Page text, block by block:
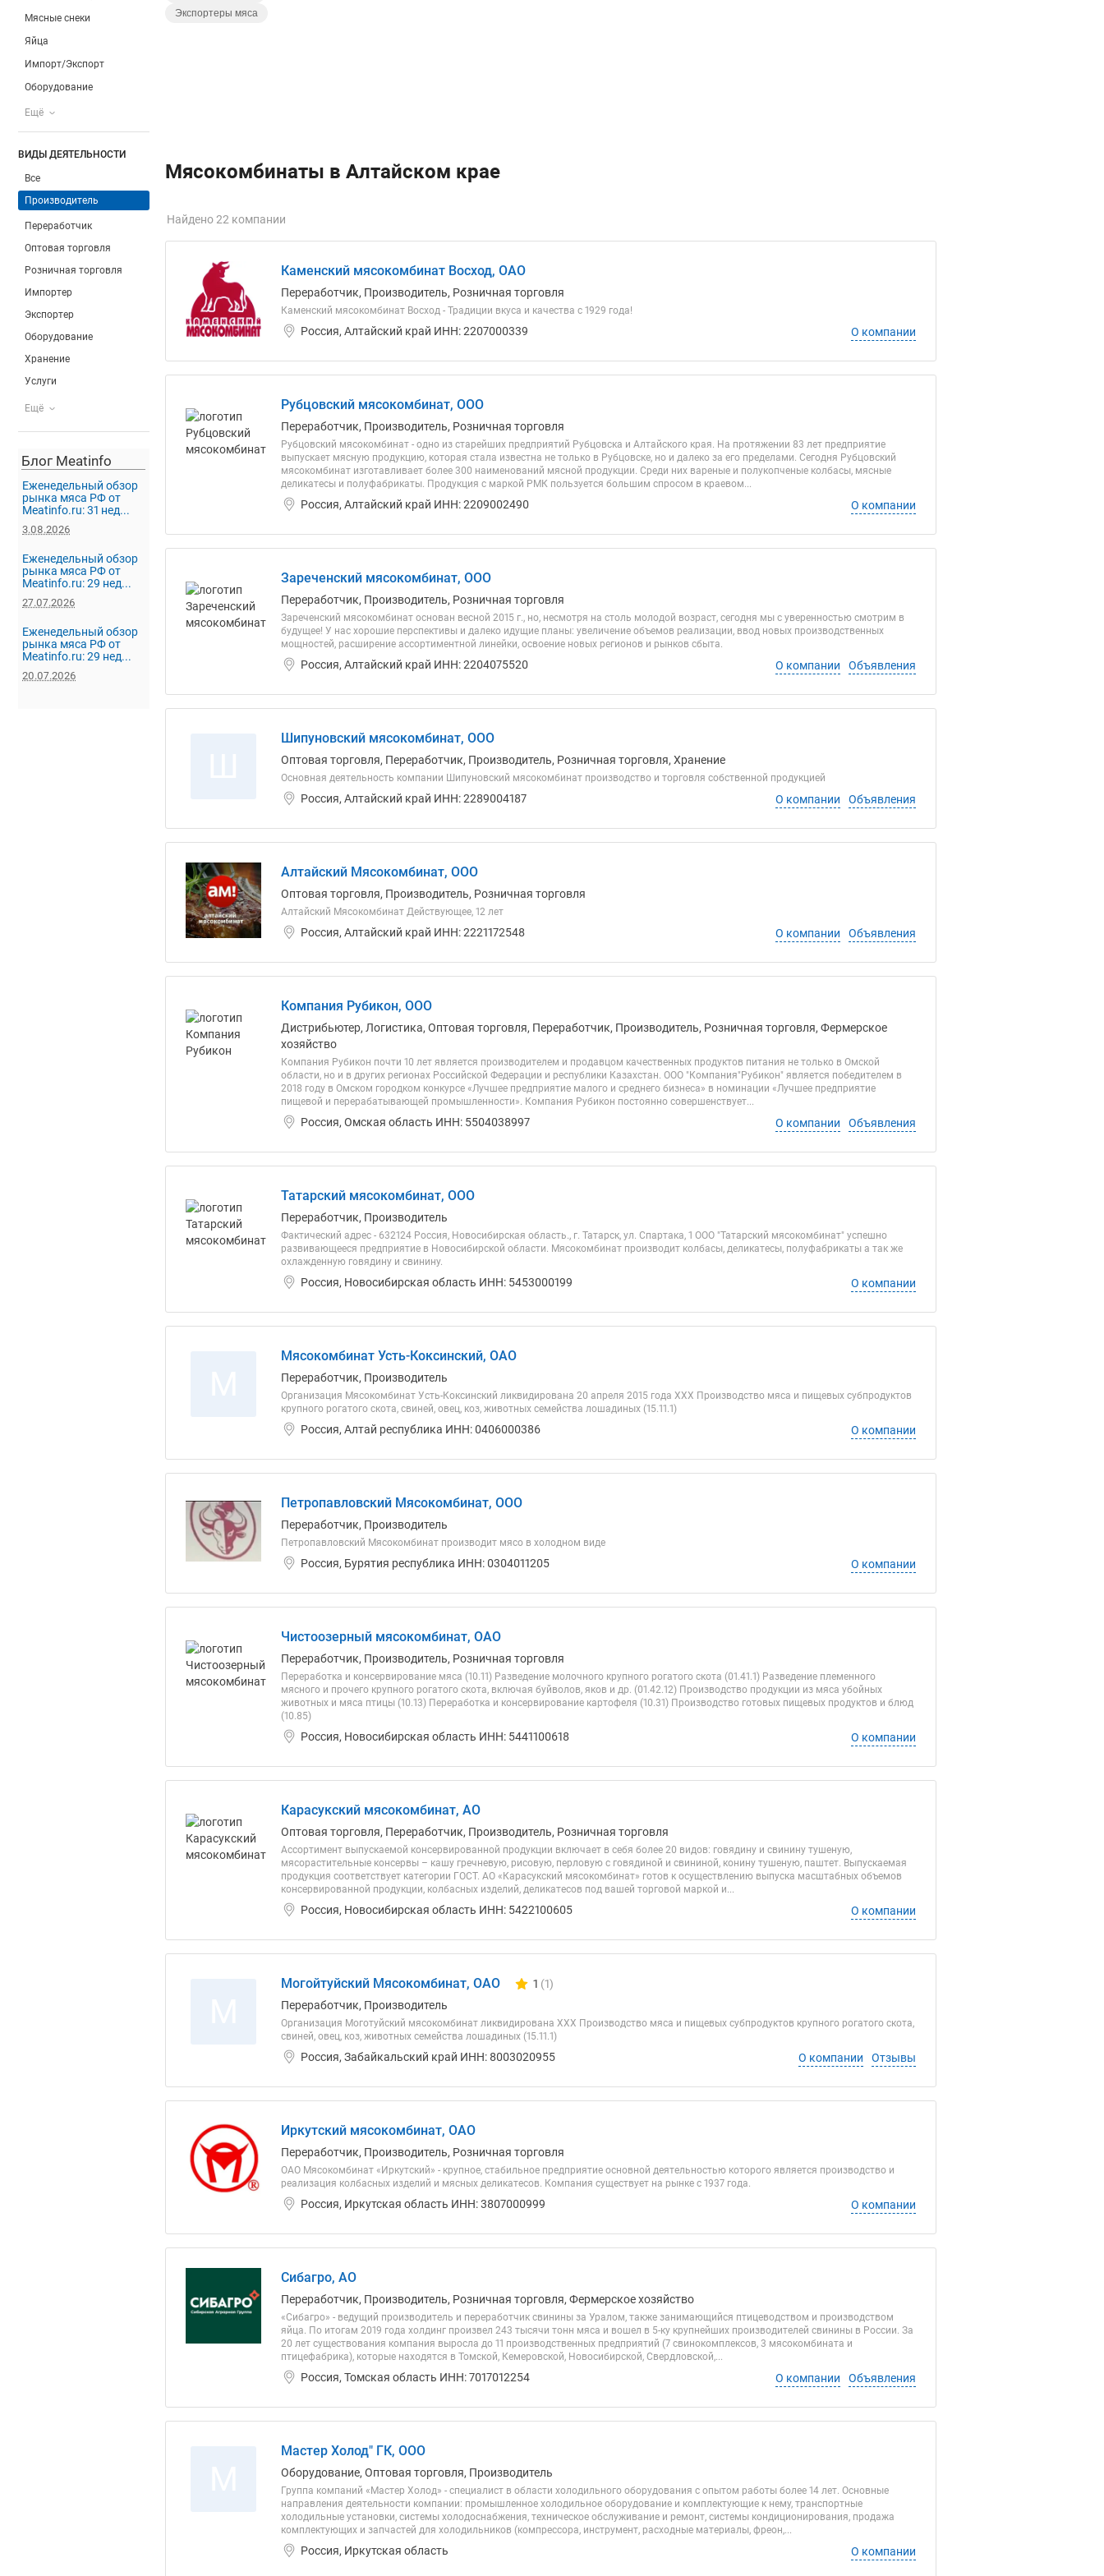
Мясные снеки
Яйца
Импорт/Экспорт
Оборудование
Ещё
ВИДЫ ДЕЯТЕЛЬНОСТИ
Все
Производитель
Переработчик
Оптовая торговля
Розничная торговля
Импортер
Экспортер
Оборудование
Хранение
Услуги
Ещё
Блог Meatinfo
Еженедельный обзор
рынка мяса РФ от
Meatinfo.ru: 31 нед...
3.08.2026
Еженедельный обзор
рынка мяса РФ от
Meatinfo.ru: 29 нед...
27.07.2026
Еженедельный обзор
рынка мяса РФ от
Meatinfo.ru: 29 нед...
20.07.2026
Экспортеры мяса
Мясокомбинаты в Алтайском крае
Найдено 22 компании
Каменский мясокомбинат Восход, ОАО
Переработчик, Производитель, Розничная торговля
Каменский мясокомбинат Восход - Традиции вкуса и качества с 1929 года!
Россия, Алтайский край ИНН: 2207000339 О компании
Рубцовский мясокомбинат, ООО
Переработчик, Производитель, Розничная торговля
Рубцовский мясокомбинат - одно из старейших предприятий Рубцовска и Алтайского края. На протяжении 83 лет предприятие
выпускает мясную продукцию, которая стала известна не только в Рубцовске, но и далеко за его пределами. Сегодня Рубцовский
мясокомбинат изготавливает более 300 наименований мясной продукции. Среди них вареные и полукопченые колбасы, мясные
деликатесы и полуфабрикаты. Продукция с маркой РМК пользуется большим спросом в краевом...
Россия, Алтайский край ИНН: 2209002490 О компании
Зареченский мясокомбинат, ООО
Переработчик, Производитель, Розничная торговля
Зареченский мясокомбинат основан весной 2015 г., но, несмотря на столь молодой возраст, сегодня мы с уверенностью смотрим в
будущее! У нас хорошие перспективы и далеко идущие планы: увеличение объемов реализации, ввод новых производственных
мощностей, расширение ассортиментной линейки, освоение новых регионов и рынков сбыта.
Россия, Алтайский край ИНН: 2204075520 О компании Объявления
Шипуновский мясокомбинат, ООО
Оптовая торговля, Переработчик, Производитель, Розничная торговля, Хранение
Основная деятельность компании Шипуновский мясокомбинат производство и торговля собственной продукцией
Россия, Алтайский край ИНН: 2289004187 О компании Объявления
Алтайский Мясокомбинат, ООО
Оптовая торговля, Производитель, Розничная торговля
Алтайский Мясокомбинат Действующее, 12 лет
Россия, Алтайский край ИНН: 2221172548 О компании Объявления
Компания Рубикон, ООО
Дистрибьютер, Логистика, Оптовая торговля, Переработчик, Производитель, Розничная торговля, Фермерское
хозяйство
Компания Рубикон почти 10 лет является производителем и продавцом качественных продуктов питания не только в Омской
области, но и в других регионах Российской Федерации и республики Казахстан. ООО "Компания"Рубикон" является победителем в
2018 году в Омском городком конкурсе «Лучшее предприятие малого и среднего бизнеса» в номинации «Лучшее предприятие
пищевой и перерабатывающей промышленности». Компания Рубикон постоянно совершенствует...
Россия, Омская область ИНН: 5504038997 О компании Объявления
Татарский мясокомбинат, ООО
Переработчик, Производитель
Фактический адрес - 632124 Россия, Новосибирская область., г. Татарск, ул. Спартака, 1 ООО "Татарский мясокомбинат" успешно
развивающееся предприятие в Новосибирской области. Мясокомбинат производит колбасы, деликатесы, полуфабрикаты а так же
охлажденную говядину и свинину.
Россия, Новосибирская область ИНН: 5453000199 О компании
Мясокомбинат Усть-Коксинский, ОАО
Переработчик, Производитель
Организация Мясокомбинат Усть-Коксинский ликвидирована 20 апреля 2015 года ХХХ Производство мяса и пищевых субпродуктов
крупного рогатого скота, свиней, овец, коз, животных семейства лошадиных (15.11.1)
Россия, Алтай республика ИНН: 0406000386 О компании
Петропавловский Мясокомбинат, ООО
Переработчик, Производитель
Петропавловский Мясокомбинат производит мясо в холодном виде
Россия, Бурятия республика ИНН: 0304011205 О компании
Чистоозерный мясокомбинат, ОАО
Переработчик, Производитель, Розничная торговля
Переработка и консервирование мяса (10.11) Разведение молочного крупного рогатого скота (01.41.1) Разведение племенного
мясного и прочего крупного рогатого скота, включая буйволов, яков и др. (01.42.12) Производство продукции из мяса убойных
животных и мяса птицы (10.13) Переработка и консервирование картофеля (10.31) Производство готовых пищевых продуктов и блюд
(10.85)
Россия, Новосибирская область ИНН: 5441100618 О компании
Карасукский мясокомбинат, АО
Оптовая торговля, Переработчик, Производитель, Розничная торговля
Ассортимент выпускаемой консервированной продукции включает в себя более 20 видов: говядину и свинину тушеную,
мясорастительные консервы – кашу гречневую, рисовую, перловую с говядиной и свининой, конину тушеную, паштет. Выпускаемая
продукция соответствует категории ГОСТ. АО «Карасукский мясокомбинат» готов к осуществлению выпуска масштабных объемов
консервированной продукции, колбасных изделий, деликатесов под вашей торговой маркой и...
Россия, Новосибирская область ИНН: 5422100605 О компании
Могойтуйский Мясокомбинат, ОАО Количество отзывов у компании всего и сегодня
1 (1)
Переработчик, Производитель
Организация Моготуйский мясокомбинат ликвидирована ХХХ Производство мяса и пищевых субпродуктов крупного рогатого скота,
свиней, овец, коз, животных семейства лошадиных (15.11.1)
Россия, Забайкальский край ИНН: 8003020955 О компании Отзывы
Иркутский мясокомбинат, ОАО
Переработчик, Производитель, Розничная торговля
ОАО Мясокомбинат «Иркутский» - крупное, стабильное предприятие основной деятельностью которого является производство и
реализация колбасных изделий и мясных деликатесов. Компания существует на рынке с 1937 года.
Россия, Иркутская область ИНН: 3807000999 О компании
Сибагро, АО
Переработчик, Производитель, Розничная торговля, Фермерское хозяйство
«Сибагро» - ведущий производитель и переработчик свинины за Уралом, также занимающийся птицеводством и производством
яйца. По итогам 2019 года холдинг произвел 243 тысячи тонн мяса и вошел в 5-ку крупнейших производителей свинины в России. За
20 лет существования компания выросла до 11 производственных предприятий (7 свинокомплексов, 3 мясокомбината и
птицефабрика), которые находятся в Томской, Кемеровской, Новосибирской, Свердловской,...
Россия, Томская область ИНН: 7017012254 О компании Объявления
Мастер Холод" ГК, ООО
Оборудование, Оптовая торговля, Производитель
Группа компаний «Мастер Холод» - специалист в области холодильного оборудования с опытом работы более 14 лет. Основные
направления деятельности компании: промышленное холодильное оборудование и комплектующие к нему, транспортные
холодильные установки, системы холодоснабжения, техническое обслуживание и ремонт, системы кондиционирования, продажа
комплектующих и запчастей для холодильников (компрессора, инструмент, расходные материалы, фреон,...
Россия, Иркутская область О компании